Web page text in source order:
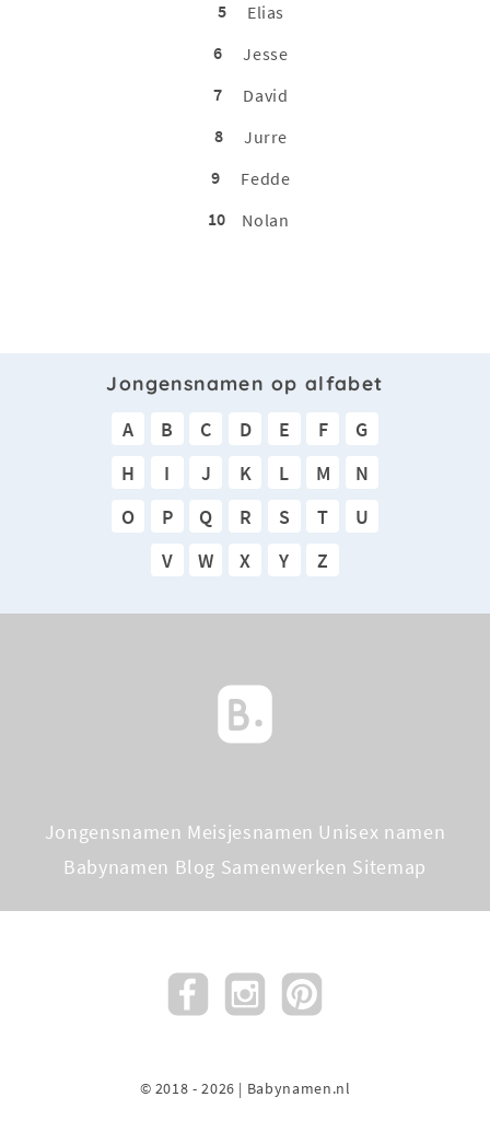
5
Elias
6
Jesse
7
David
8
Jurre
9
Fedde
10
Nolan
Jongensnamen op alfabet
A B C D E F
G
H
I J K L M
N
O
P Q R S T
U
V
W X Y Z
Jongensnamen Meisjesnamen Unisex namen
Babynamen Blog Samenwerken Sitemap
© 2018 - 2026 | Babynamen.nl